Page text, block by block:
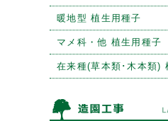
暖地型 植生用種子
マメ科・他 植生用種子
在来種(草本類･木本類)